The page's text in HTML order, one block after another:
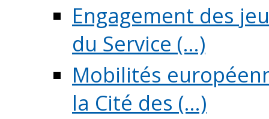
Engagement des
du Service (...)
Mobilités
la Cité des (...)